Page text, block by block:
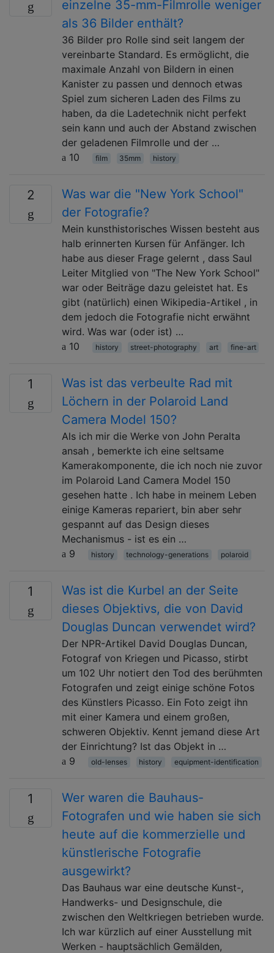
einzelne 35-mm-Filmrolle weniger
als 36 Bilder enthält?
36 Bilder pro Rolle sind seit langem der
vereinbarte Standard. Es ermöglicht, die
maximale Anzahl von Bildern in einen
Kanister zu passen und dennoch etwas
Spiel zum sicheren Laden des Films zu
haben, da die Ladetechnik nicht perfekt
sein kann und auch der Abstand zwischen
der geladenen Filmrolle und der …
10
film 35mm history
2
Was war die "New York School"
der Fotografie?
Mein kunsthistorisches Wissen besteht aus
halb erinnerten Kursen für Anfänger. Ich
habe aus dieser Frage gelernt , dass Saul
Leiter Mitglied von "The New York School"
war oder Beiträge dazu geleistet hat. Es
gibt (natürlich) einen Wikipedia-Artikel , in
dem jedoch die Fotografie nicht erwähnt
wird. Was war (oder ist) …
10
history street-photography art fine-art
1
Was ist das verbeulte Rad mit
Löchern in der Polaroid Land
Camera Model 150?
Als ich mir die Werke von John Peralta
ansah , bemerkte ich eine seltsame
Kamerakomponente, die ich noch nie zuvor
im Polaroid Land Camera Model 150
gesehen hatte . Ich habe in meinem Leben
einige Kameras repariert, bin aber sehr
gespannt auf das Design dieses
Mechanismus - ist es ein …
9
history technology-generations polaroid
1
Was ist die Kurbel an der Seite
dieses Objektivs, die von David
Douglas Duncan verwendet wird?
Der NPR-Artikel David Douglas Duncan,
Fotograf von Kriegen und Picasso, stirbt
um 102 Uhr notiert den Tod des berühmten
Fotografen und zeigt einige schöne Fotos
des Künstlers Picasso. Ein Foto zeigt ihn
mit einer Kamera und einem großen,
schweren Objektiv. Kennt jemand diese Art
der Einrichtung? Ist das Objekt in …
9
old-lenses history equipment-identification
1
Wer waren die Bauhaus-
Fotografen und wie haben sie sich
heute auf die kommerzielle und
künstlerische Fotografie
ausgewirkt?
Das Bauhaus war eine deutsche Kunst-,
Handwerks- und Designschule, die
zwischen den Weltkriegen betrieben wurde.
Ich war kürzlich auf einer Ausstellung mit
Werken - hauptsächlich Gemälden,